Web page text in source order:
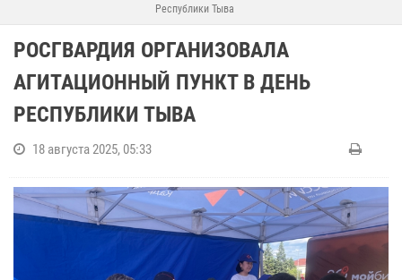
Республики Тыва
РОСГВАРДИЯ ОРГАНИЗОВАЛА
АГИТАЦИОННЫЙ ПУНКТ В ДЕНЬ
РЕСПУБЛИКИ ТЫВА
18 августа 2025, 05:33